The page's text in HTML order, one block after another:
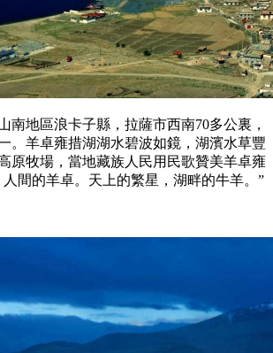
南地區浪卡子縣，拉薩市西南70多公裏，
。羊卓雍措湖湖水碧波如鏡，湖濱水草豐
原牧場，當地藏族人民用民歌贊美羊卓雍
間的羊卓。天上的繁星，湖畔的牛羊。”